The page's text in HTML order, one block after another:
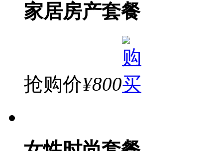
家居房产套餐
抢购价¥800